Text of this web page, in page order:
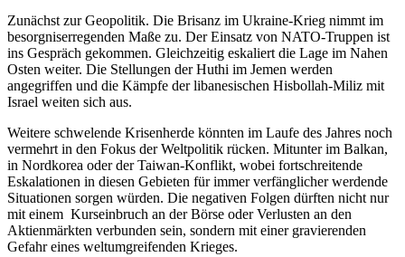
Zunächst zur Geopolitik. Die Brisanz im Ukraine-Krieg nimmt im
besorgniserregenden Maße zu. Der Einsatz von NATO-Truppen ist
ins Gespräch gekommen. Gleichzeitig eskaliert die Lage im Nahen
Osten weiter. Die Stellungen der Huthi im Jemen werden
angegriffen und die Kämpfe der libanesischen Hisbollah-Miliz mit
Israel weiten sich aus.
Weitere schwelende Krisenherde könnten im Laufe des Jahres noch
vermehrt in den Fokus der Weltpolitik rücken. Mitunter im Balkan,
in Nordkorea oder der Taiwan-Konflikt, wobei fortschreitende
Eskalationen in diesen Gebieten für immer verfänglicher werdende
Situationen sorgen würden. Die negativen Folgen dürften nicht nur
mit einem Kurseinbruch an der Börse oder Verlusten an den
Aktienmärkten verbunden sein, sondern mit einer gravierenden
Gefahr eines weltumgreifenden Krieges.